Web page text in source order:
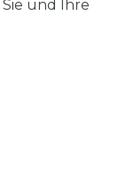
und Ihre